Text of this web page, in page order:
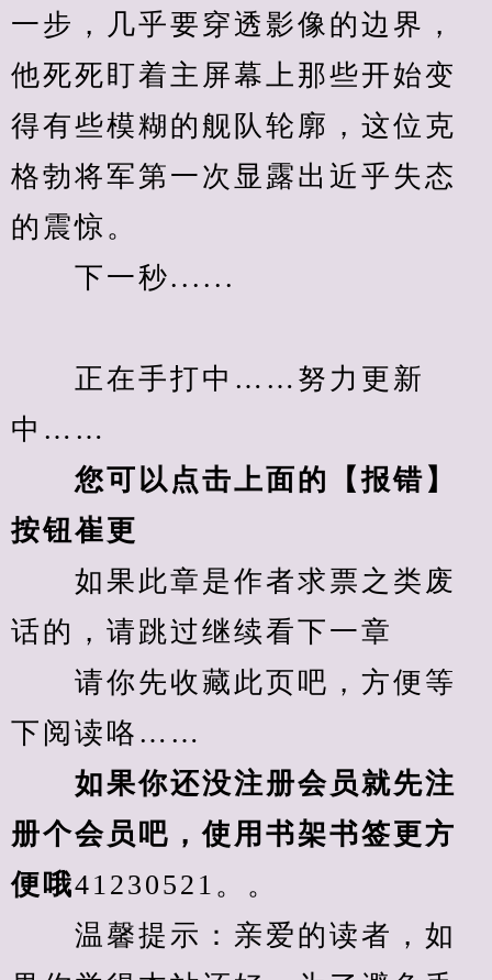
一步，几乎要穿透影像的边界，
他死死盯着主屏幕上那些开始变
得有些模糊的舰队轮廓，这位克
格勃将军第一次显露出近乎失态
的震惊。
下一秒......
正在手打中……努力更新
中……
您可以点击上面的【报错】
按钮崔更
如果此章是作者求票之类废
话的，请跳过继续看下一章
请你先收藏此页吧，方便等
下阅读咯……
如果你还没注册会员就先注
册个会员吧，使用书架书签更方
便哦41230521。。
温馨提示：亲爱的读者，如